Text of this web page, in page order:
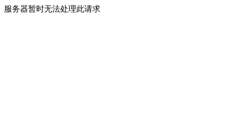
服务器暂时无法处理此请求